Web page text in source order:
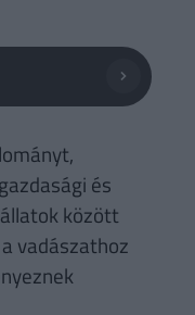
és
között
vadászathoz